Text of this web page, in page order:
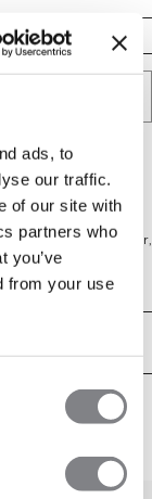
ads, to
our traffic.
of our site with
partners who
you’ve
from your use
XXL
für optimalen
effektiv ab und
42% Polyester,